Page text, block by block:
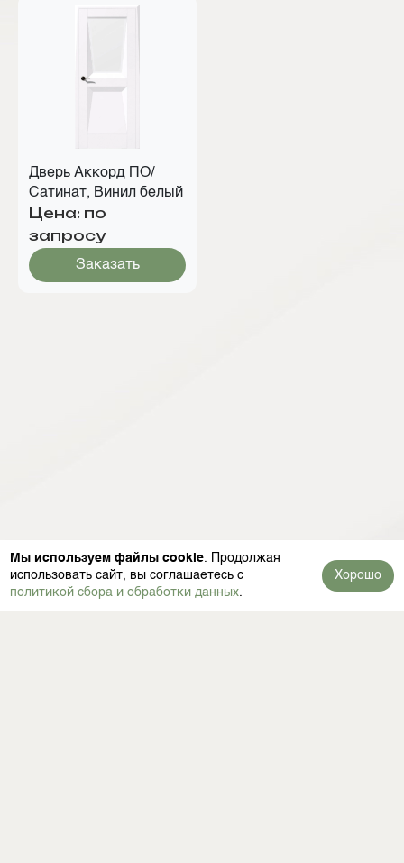
Дверь Аккорд ПО/
Сатинат, Винил белый
Цена: по
запросу
Заказать
Мы используем файлы cookie. Продолжая
использовать сайт, вы соглашаетесь с
политикой сбора и обработки данных.
Хорошо